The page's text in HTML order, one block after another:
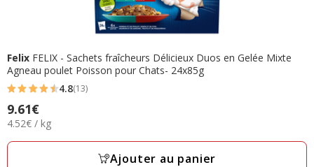
Felix FELIX - Sachets fraîcheurs Délicieux Duos en Gelée Mixte
Agneau poulet Poisson pour Chats- 24x85g
4.8
étoiles
avec
13
4.8(13)
Prix
9.61€
9.61€
4.52€
Kg
4.52€ / kg
Ajouter au panier